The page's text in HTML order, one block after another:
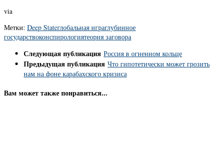
via
Метки: Deep Stateглобальная играглубинное
государствоконспирологиятеория заговора
Следующая публикация Россия в огненном кольце
Предыдущая публикация Что гипотетически может грозить
нам на фоне карабахского кризиса
Вам может также понравиться...